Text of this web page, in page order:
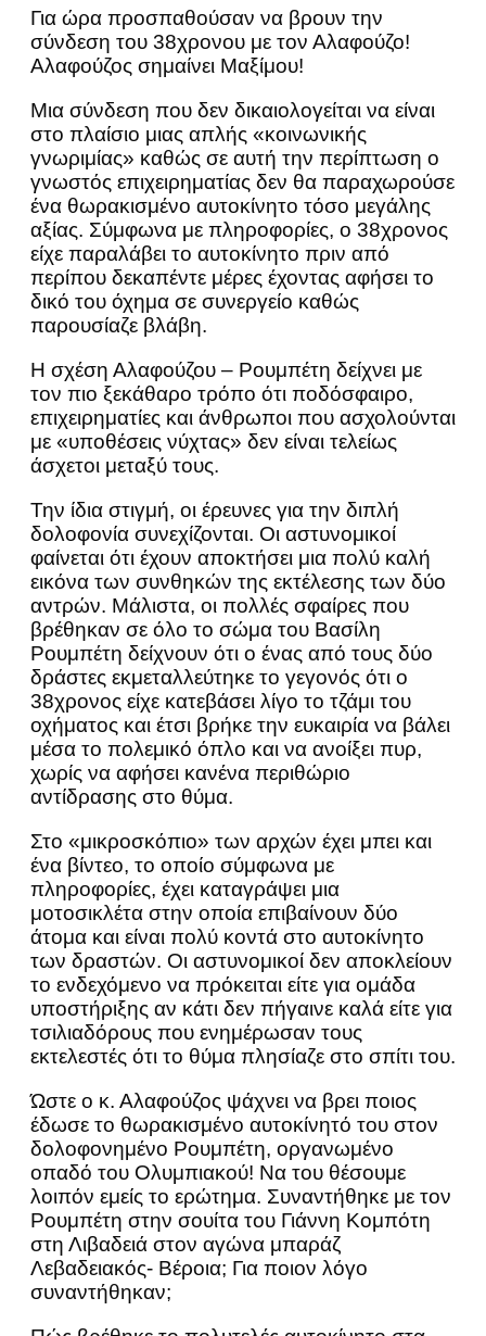
Για ώρα προσπαθούσαν να βρουν την
σύνδεση του 38χρονου με τον Αλαφούζο!
Αλαφούζος σημαίνει Μαξίμου!
Μια σύνδεση που δεν δικαιολογείται να είναι
στο πλαίσιο μιας απλής «κοινωνικής
γνωριμίας» καθώς σε αυτή την περίπτωση ο
γνωστός επιχειρηματίας δεν θα παραχωρούσε
ένα θωρακισμένο αυτοκίνητο τόσο μεγάλης
αξίας. Σύμφωνα με πληροφορίες, ο 38χρονος
είχε παραλάβει το αυτοκίνητο πριν από
περίπου δεκαπέντε μέρες έχοντας αφήσει το
δικό του όχημα σε συνεργείο καθώς
παρουσίαζε βλάβη.
Η σχέση Αλαφούζου – Ρουμπέτη δείχνει με
τον πιο ξεκάθαρο τρόπο ότι ποδόσφαιρο,
επιχειρηματίες και άνθρωποι που ασχολούνται
με «υποθέσεις νύχτας» δεν είναι τελείως
άσχετοι μεταξύ τους.
Την ίδια στιγμή, οι έρευνες για την διπλή
δολοφονία συνεχίζονται. Οι αστυνομικοί
φαίνεται ότι έχουν αποκτήσει μια πολύ καλή
εικόνα των συνθηκών της εκτέλεσης των δύο
αντρών. Μάλιστα, οι πολλές σφαίρες που
βρέθηκαν σε όλο το σώμα του Βασίλη
Ρουμπέτη δείχνουν ότι ο ένας από τους δύο
δράστες εκμεταλλεύτηκε το γεγονός ότι ο
38χρονος είχε κατεβάσει λίγο το τζάμι του
οχήματος και έτσι βρήκε την ευκαιρία να βάλει
μέσα το πολεμικό όπλο και να ανοίξει πυρ,
χωρίς να αφήσει κανένα περιθώριο
αντίδρασης στο θύμα.
Στο «μικροσκόπιο» των αρχών έχει μπει και
ένα βίντεο, το οποίο σύμφωνα με
πληροφορίες, έχει καταγράψει μια
μοτοσικλέτα στην οποία επιβαίνουν δύο
άτομα και είναι πολύ κοντά στο αυτοκίνητο
των δραστών. Οι αστυνομικοί δεν αποκλείουν
το ενδεχόμενο να πρόκειται είτε για ομάδα
υποστήριξης αν κάτι δεν πήγαινε καλά είτε για
τσιλιαδόρους που ενημέρωσαν τους
εκτελεστές ότι το θύμα πλησίαζε στο σπίτι του.
Ώστε ο κ. Αλαφούζος ψάχνει να βρει ποιος
έδωσε το θωρακισμένο αυτοκίνητό του στον
δολοφονημένο Ρουμπέτη, οργανωμένο
οπαδό του Ολυμπιακού! Να του θέσουμε
λοιπόν εμείς το ερώτημα. Συναντήθηκε με τον
Ρουμπέτη στην σουίτα του Γιάννη Κομπότη
στη Λιβαδειά στον αγώνα μπαράζ
Λεβαδειακός- Βέροια; Για ποιον λόγο
συναντήθηκαν;